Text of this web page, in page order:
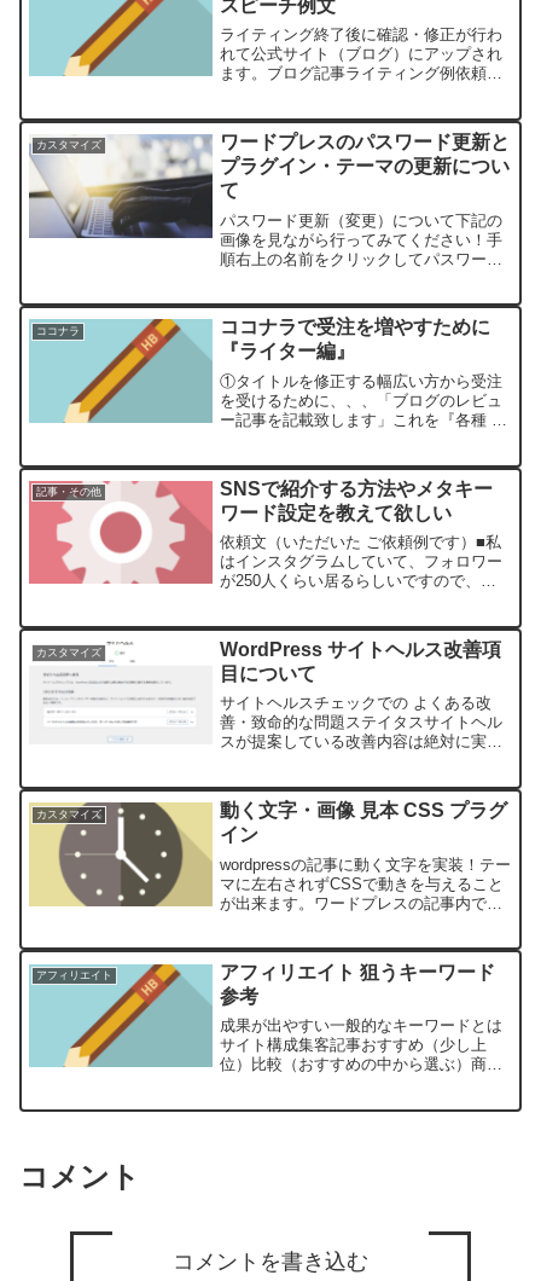
スピーチ例文
ライティング終了後に確認・修正が行わ
れて公式サイト（ブログ）にアップされ
ます。ブログ記事ライティング例依頼主
めましょう。ランサーズ、クラウドワー
クス、ココナラなど執...
カスタマイズ
ワードプレスのパスワード更新と
プラグイン・テーマの更新につい
て
パスワード更新（変更）について下記の
画像を見ながら行ってみてください！手
順右上の名前をクリックしてパスワード
のまま使う。自由に文字列は変更できま
すが、その場合は、ステー...
ココナラ
ココナラで受注を増やすために
『ライター編』
①タイトルを修正する幅広い方から受注
を受けるために、、、「ブログのレビュ
ー記事を記載致します」これを『各種 記
今のままだと「ブログのレビューに特化
したサービス」と誤解されま...
記事・その他
SNSで紹介する方法やメタキー
ワード設定を教えて欲しい
依頼文（いただいた ご依頼例です）■私
はインスタグラムしていて、フォロワー
が250人くらい居るらしいですので、そ
ていますが、使い方わからず、あまり使
っていない。もし、そ...
カスタマイズ
WordPress サイトヘルス改善項
目について
サイトヘルスチェックでの よくある改
善・致命的な問題ステイタスサイトヘル
スが提案している改善内容は絶対に実行
放置しても大丈夫な項目が多いです。サ
イトヘルスでは「改善する...
カスタマイズ
動く文字・画像 見本 CSS プラグ
イン
wordpressの記事に動く文字を実装！テー
マに左右されずCSSで動きを与えること
が出来ます。ワードプレスの記事内で動
す！今後、記事を書く時に、自分で！簡
単に♪ワンタ...
アフィリエイト
アフィリエイト 狙うキーワード
参考
成果が出やすい一般的なキーワードとは
サイト構成集客記事おすすめ（少し上
位）比較（おすすめの中から選ぶ）商品
コメント
コメントを書き込む